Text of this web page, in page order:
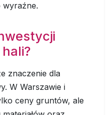
wyraźne.
znaczenie dla
W Warszawie i
ceny gruntów, ale